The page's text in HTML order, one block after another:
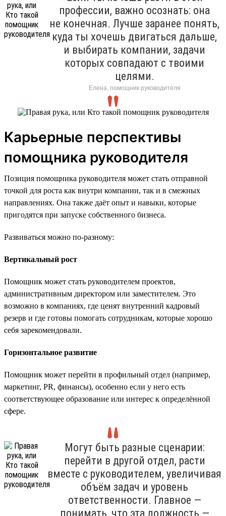
профессии, важно осознать: она
не конечная. Лучше заранее понять,
куда ты хочешь двигаться дальше,
и выбирать компании, задачи
которых совпадают с твоими
целями.
Елена, помощник руководителя
Карьерные перспективы
помощника руководителя
Позиция помощника руководителя может стать отправной
точкой для роста как внутри компании, так и в смежных
направлениях. Она также даёт опыт и навыки, которые
пригодятся при запуске собственного бизнеса.
Развиваться можно по-разному:
Вертикальный рост
Помощник может стать руководителем проектов,
административным директором или заместителем. Это
возможно в компаниях, где ценят внутренний кадровый
резерв и где готовы помогать сотрудникам, которые хорошо
себя зарекомендовали.
Горизонтальное развитие
Помощник может перейти в профильный отдел (например,
маркетинг, PR, финансы), особенно если у него есть
соответствующее образование или интерес к определённой
сфере.
Могут быть разные сценарии:
перейти в другой отдел, расти
вместе с руководителем, увеличивая
объём задач и уровень
ответственности. Главное —
понимать, что эта должность —